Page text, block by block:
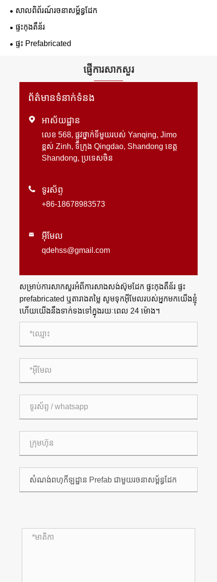
សាលពិព័រណ៍រចនាសម្ព័ន្ធដែក
ផ្ទះកុងតឺន័រ
ផ្ទះ Prefabricated
ផ្ញើការសាកសួរ
ព័ត៌មានទំនាក់ទំនង
 អាស័យដ្ឋាន
លេខ 568, ផ្លូវថ្នាក់ទីមួយរបស់ Yanqing, Jimo
ខ្ពស់ Zinh, ទីក្រុង Qingdao, Shandong ខេត្ត
Shandong, ប្រទេសចិន
 ទូរស័ព្ទ
+86-18678983573
 អ៊ីមែល
qdehss@gmail.com
សម្រាប់ការសាកសួរអំពីការសាងសង់ស៊ុមដែក ផ្ទះកុងតឺន័រ ផ្ទះ
prefabricated ឬតារាងតម្លៃ សូមទុកអ៊ីមែលរបស់អ្នកមកយើងខ្ញុំ
ហើយយើងនឹងទាក់ទងទៅក្នុងរយៈពេល 24 ម៉ោង។